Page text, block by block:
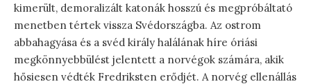
kimerült, demoralizált katonák hosszú és megpróbáltató
menetben tértek vissza Svédországba. Az ostrom
abbahagyása és a svéd király halálának híre óriási
megkönnyebbülést jelentett a norvégok számára, akik
hősiesen védték Fredriksten erődjét. A norvég ellenállás